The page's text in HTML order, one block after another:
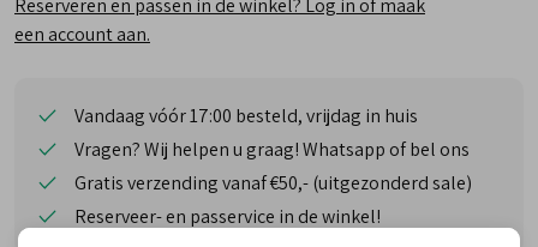
een account aan.
Vandaag vóór 17:00 besteld, vrijdag in huis
Vragen? Wij helpen u graag! Whatsapp of bel ons
Gratis verzending vanaf €50,- (uitgezonderd sale)
Reserveer- en passervice in de winkel!